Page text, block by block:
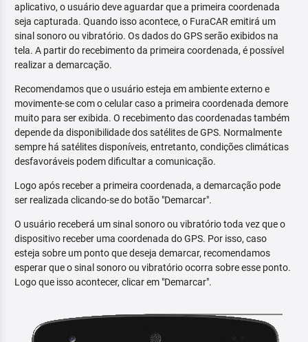
aplicativo, o usuário deve aguardar que a primeira coordenada
seja capturada. Quando isso acontece, o FuraCAR emitirá um
sinal sonoro ou vibratório. Os dados do GPS serão exibidos na
tela. A partir do recebimento da primeira coordenada, é possível
realizar a demarcação.
Recomendamos que o usuário esteja em ambiente externo e
movimente-se com o celular caso a primeira coordenada demore
muito para ser exibida. O recebimento das coordenadas também
depende da disponibilidade dos satélites de GPS. Normalmente
sempre há satélites disponíveis, entretanto, condições climáticas
desfavoráveis podem dificultar a comunicação.
Logo após receber a primeira coordenada, a demarcação pode
ser realizada clicando-se do botão "Demarcar".
O usuário receberá um sinal sonoro ou vibratório toda vez que o
dispositivo receber uma coordenada do GPS. Por isso, caso
esteja sobre um ponto que deseja demarcar, recomendamos
esperar que o sinal sonoro ou vibratório ocorra sobre esse ponto.
Logo que isso acontecer, clicar em "Demarcar".